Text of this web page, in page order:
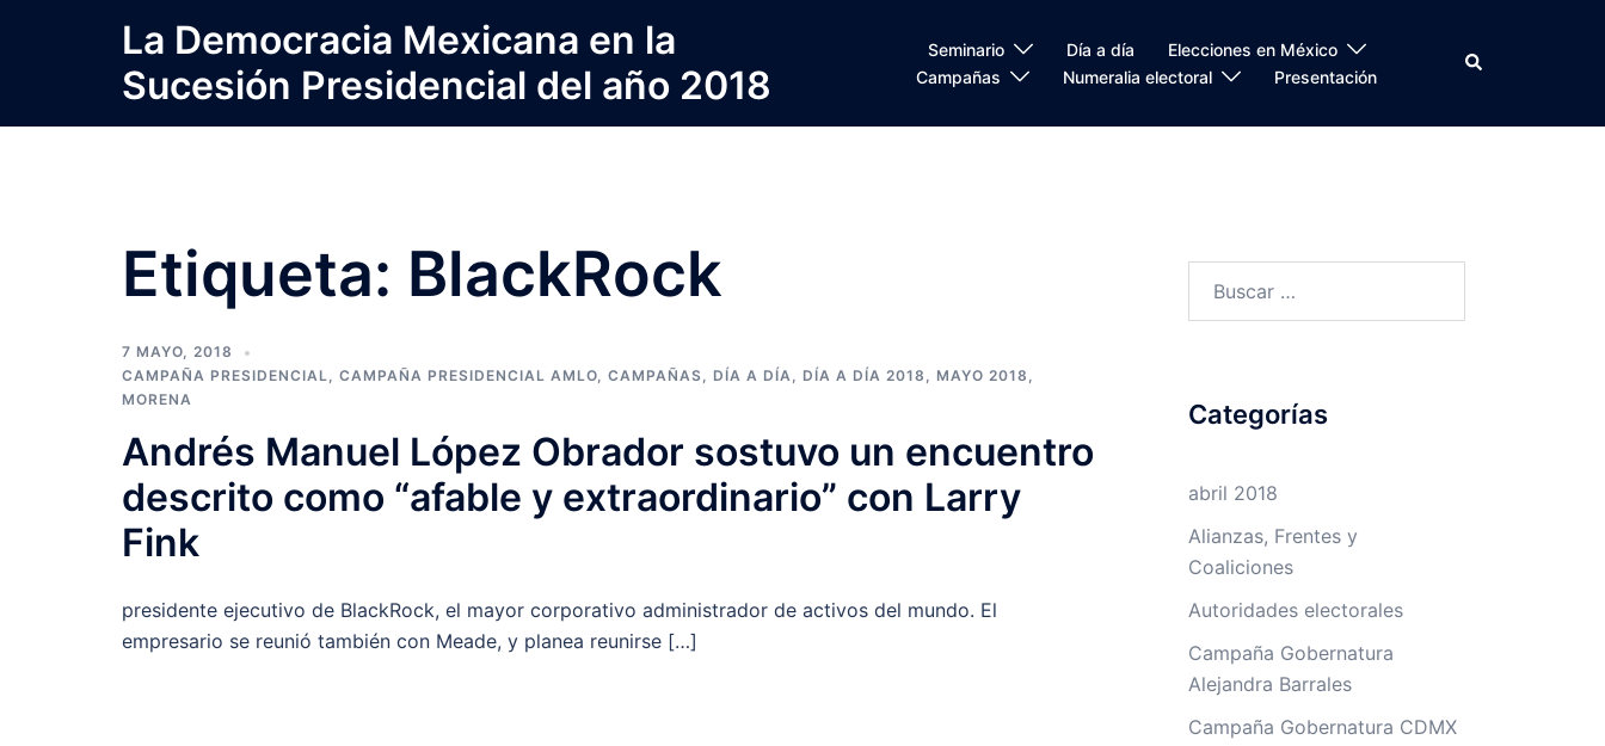
La Democracia Mexicana en la
Sucesión Presidencial del año 2018
Seminario Día a día
Elecciones en México
Campañas
Numeralia electoral Presentación
Search
Etiqueta: BlackRock
7 MAYO, 2018
CAMPAÑA PRESIDENCIAL, CAMPAÑA PRESIDENCIAL AMLO, CAMPAÑAS, DÍA A DÍA, DÍA A DÍA 2018 , MAYO 2018 ,
MORENA
Andrés Manuel López Obrador sostuvo un encuentro
descrito como “afable y extraordinario” con Larry
Fink
presidente ejecutivo de BlackRock, el mayor corporativo administrador de activos del mundo. El
empresario se reunió también con Meade, y planea reunirse […]
Categorías
abril 2018
Alianzas, Frentes y
Coaliciones
Autoridades electorales
Campaña Gobernatura
Alejandra Barrales
Campaña Gobernatura CDMX